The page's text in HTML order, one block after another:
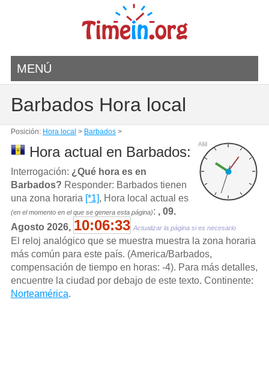
MENÚ
Barbados Hora local
Posición: Hora local > Barbados>
AM
Hora actual en Barbados:
Interrogación: ¿Qué hora es en
Barbados? Responder: Barbados tienen
una zona horaria [*1], Hora local actual es
(en el momento en el que se genera esta página): , 09.
Agosto 2026, 10:06:33 Actualizar la página si es necesario
El reloj analógico que se muestra muestra la zona horaria
más común para este país. (America/Barbados,
compensación de tiempo en horas: -4). Para más detalles,
encuentre la ciudad por debajo de este texto. Continente:
Norteamérica.